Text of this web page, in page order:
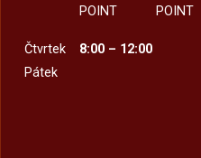
POINT
POINT
Čtvrtek
8:00 – 12:00
Pátek